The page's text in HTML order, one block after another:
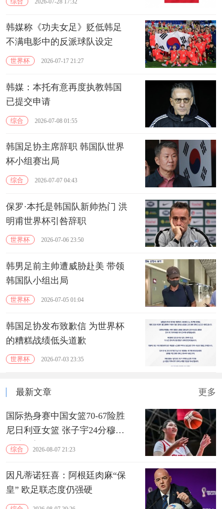
韩媒称《功夫女足》贬低韩足
不满电影中的反派球队设定
世界杯 2026-07-17 21:27
韩媒：本托有意再度执教韩国
已提交申请
综合 2026-07-08 01:55
韩国足协主席辞职 韩国队世界
杯小组赛出局
综合 2026-07-07 04:43
保罗·本托是韩国队新帅热门 洪
明甫世界杯引咎辞职
世界杯 2026-07-06 23:50
韩男足前主帅遭威胁赴美 带领
韩国队小组出局
世界杯 2026-07-05 01:04
韩国足协发布致歉信 为世界杯
的糟糕战绩低头道歉
世界杯 2026-07-03 23:35
最新文章 更多
国际热身赛中国女篮70-67险胜
尼日利亚女篮 张子宇24分穆萨
15分10板
综合 2026-08-07 21:23
因凡蒂诺狂喜：阿根廷肉麻“保
皇” 欧足联态度仍强硬